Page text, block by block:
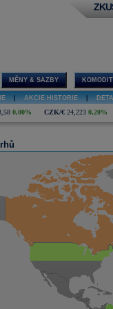
MĚNY & SAZBY
AKCIE HISTORIE
0,00% CZK/€ 24,223 0,20%